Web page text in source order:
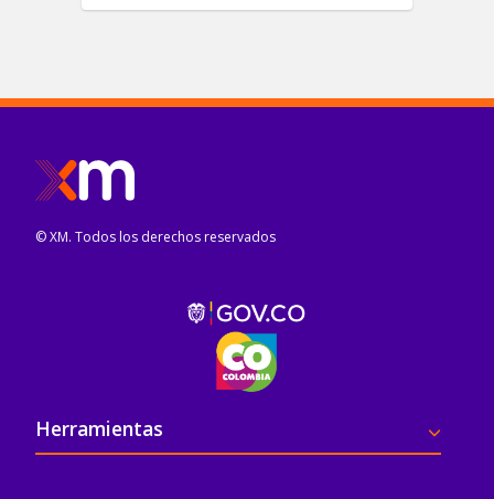
© XM. Todos los derechos reservados
Pie de página
Herramientas